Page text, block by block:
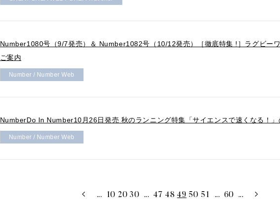
Number1080号（9/7発売）＆ Number1082号（10/12発売）［徹底特集 !］ラグビー
ご案内
Number / Number Web
NumberDo In Number10月26日発売 秋のランニング特集「サイエンスで速くなる！」
Number / Number Web
... 10 20 30 ... 47 48 49 50 51 ... 60 ...